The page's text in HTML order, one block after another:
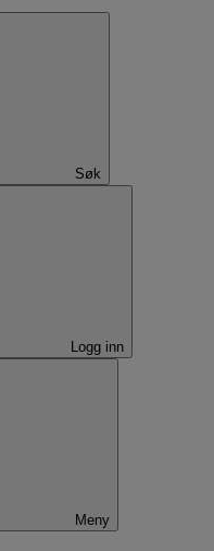
Søk
Logg inn
Meny